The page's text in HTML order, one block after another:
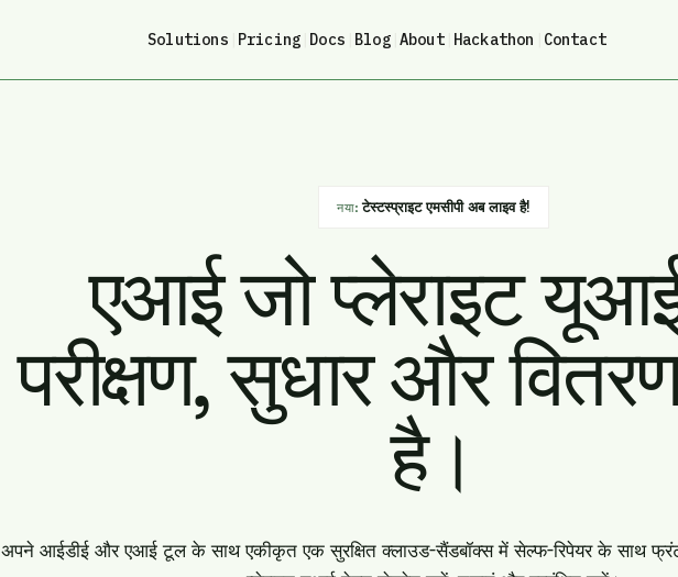
Solutions Pricing Docs Blog| About| Hackathon Contact
नया:टेस्टस्प्राइट एमसीपी अब लाइव है!
एआई जो प्लेराइट
परीक्षण, सुधार और
है।
अपने आईडीई और एआई टूल के साथ एकीकृत एक सुरक्षित क्लाउड-सैंडबॉक्स में सेल्फ-रिपेयर के साथ